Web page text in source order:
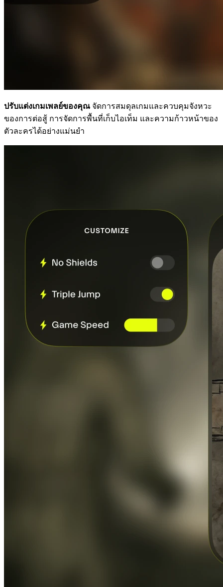
ปรับแต่งเกมเพลย์ของคุณ จัดการสมดุลเกมและควบคุมจังหวะ
ของการต่อสู้ การจัดการพื้นที่เก็บไอเท็ม และความก้าวหน้าของ
ตัวละครได้อย่างแม่นยำ